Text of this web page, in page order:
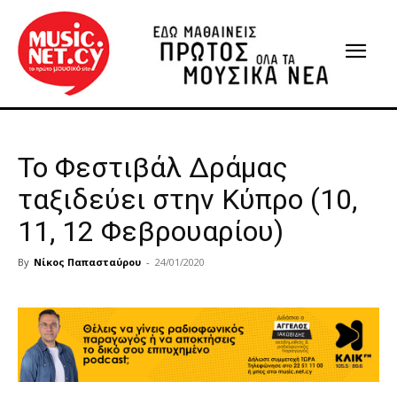
Το Φεστιβάλ Δράμας
ταξιδεύει στην Κύπρο (10,
11, 12 Φεβρουαρίου)
By Νίκος Παπασταύρου - 24/01/2020